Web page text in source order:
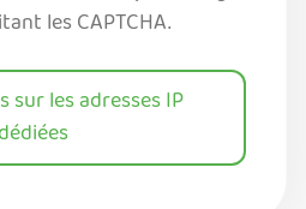
les CAPTCHA.
sur les adresses IP
dédiées